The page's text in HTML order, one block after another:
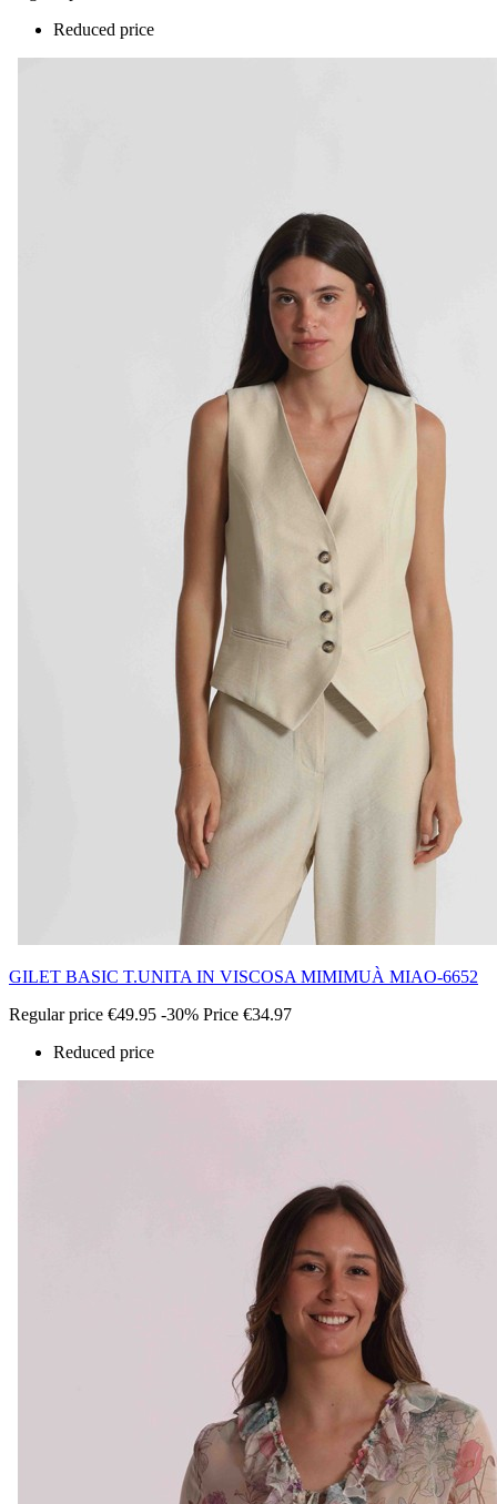
Reduced price
GILET BASIC T.UNITA IN VISCOSA MIMIMUÀ MIAO-6652
Regular price €49.95 -30% Price €34.97
Reduced price